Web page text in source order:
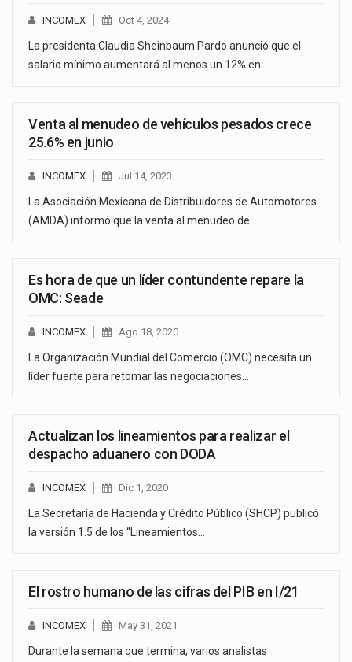
INCOMEX Oct 4, 2024
La presidenta Claudia Sheinbaum Pardo anunció que el
salario mínimo aumentará al menos un 12% en…
Venta al menudeo de vehículos pesados crece
25.6% en junio
INCOMEX Jul 14, 2023
La Asociación Mexicana de Distribuidores de Automotores
(AMDA) informó que la venta al menudeo de…
Es hora de que un líder contundente repare la
OMC: Seade
INCOMEX Ago 18, 2020
La Organización Mundial del Comercio (OMC) necesita un
líder fuerte para retomar las negociaciones…
Actualizan los lineamientos para realizar el
despacho aduanero con DODA
INCOMEX Dic 1, 2020
La Secretaría de Hacienda y Crédito Público (SHCP) publicó
la versión 1.5 de los “Lineamientos…
El rostro humano de las cifras del PIB en I/21
INCOMEX May 31, 2021
Durante la semana que termina, varios analistas